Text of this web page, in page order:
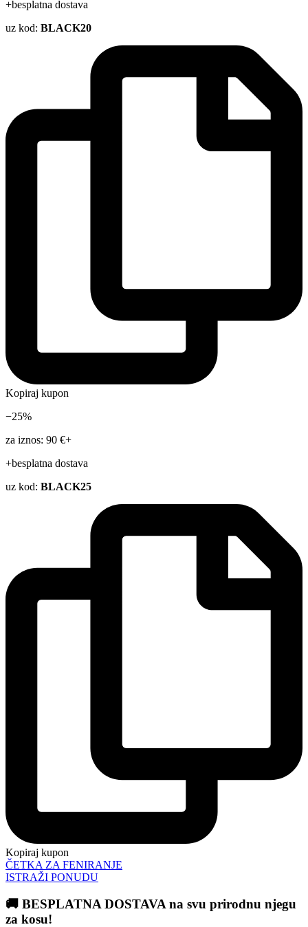
+besplatna dostava
uz kod: BLACK20
Kopiraj kupon
−25%
za iznos: 90 €+
+besplatna dostava
uz kod: BLACK25
Kopiraj kupon
ČETKA ZA FENIRANJE
ISTRAŽI PONUDU
🚚 BESPLATNA DOSTAVA na svu prirodnu njegu
za kosu!